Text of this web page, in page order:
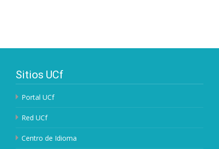
Sitios UCf
Portal UCf
Red UCf
Centro de Idioma